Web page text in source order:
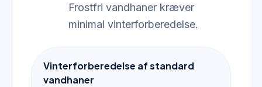
Frostfri vandhaner kræver
minimal vinterforberedelse.
Vinterforberedelse af standard
vandhaner